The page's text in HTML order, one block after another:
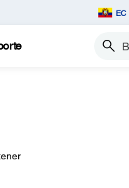
EC
Buscar